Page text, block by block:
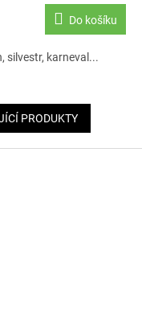
Do košíku
silvestr, karneval...
PRODUKTY